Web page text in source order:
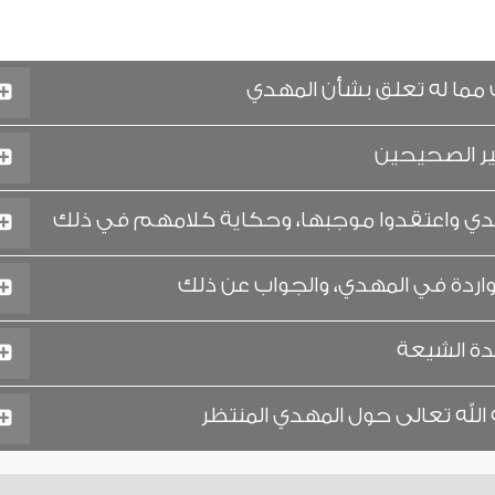
له تعلق بشأن المهدي
الصحيحين
واعتقدوا موجبها، وحكاية كلامهم في ذلك
في المهدي، والجواب عن ذلك
الشيعة
تعالى حول المهدي المنتظر